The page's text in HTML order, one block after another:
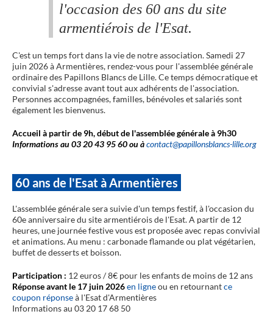
l'occasion des 60 ans du site
armentiérois de l'Esat.
C'est un temps fort dans la vie de notre association. Samedi 27
juin 2026 à Armentières, rendez-vous pour l'assemblée générale
ordinaire des Papillons Blancs de Lille. Ce temps démocratique et
convivial s'adresse avant tout aux adhérents de l'association.
Personnes accompagnées, familles, bénévoles et salariés sont
également les bienvenus.
Accueil à partir de 9h, début de l'assemblée générale à 9h30
Informations au 03 20 43 95 60 ou àcontact@papillonsblancs-lille.org
60 ans de l'Esat à Armentières
L'assemblée générale sera suivie d'un temps festif, à l'occasion du
60e anniversaire du site armentiérois de l'Esat. A partir de 12
heures, une journée festive vous est proposée avec repas convivial
et animations. Au menu : carbonade flamande ou plat végétarien,
buffet de desserts et boisson.
Participation : 12 euros / 8€ pour les enfants de moins de 12 ans
Réponse avant le 17 juin 2026en ligneou en retournantce
coupon réponseà l'Esat d'Armentières
Informations au 03 20 17 68 50